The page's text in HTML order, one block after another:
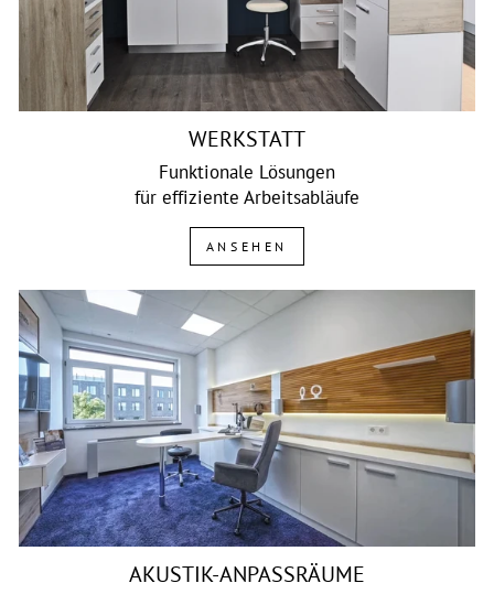
WERKSTATT
Funktionale Lösungen
für effiziente Arbeitsabläufe
ANSEHEN
AKUSTIK-ANPASSRÄUME